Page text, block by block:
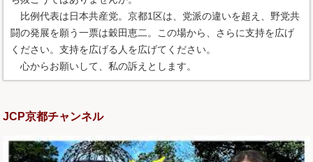
比例代表は日本共産党。京都1区は、党派の違いを超え、野党共
闘の発展を願う一票は穀田恵二。この場から、さらに支持を広げ
ください。支持を広げる人を広げてください。
心からお願いして、私の訴えとします。
JCP京都チャンネル